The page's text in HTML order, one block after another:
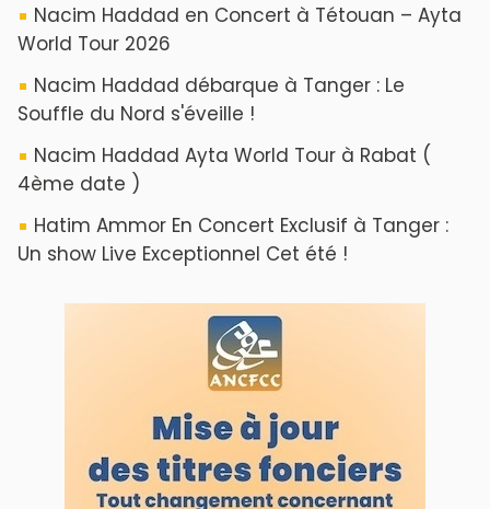
Nacim Haddad en Concert à Tétouan – Ayta
World Tour 2026
Nacim Haddad débarque à Tanger : Le
Souffle du Nord s'éveille !
Nacim Haddad Ayta World Tour à Rabat (
4ème date )
Hatim Ammor En Concert Exclusif à Tanger :
Un show Live Exceptionnel Cet été !